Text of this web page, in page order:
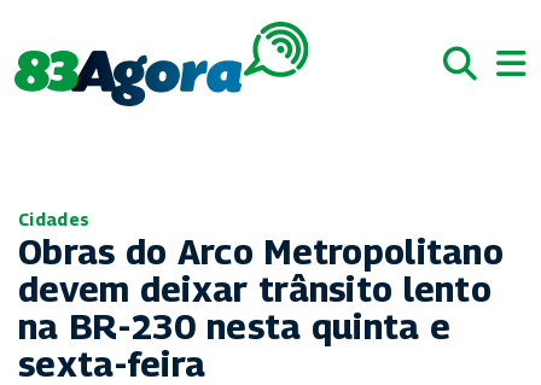
Cidades
Obras do Arco Metropolitano
devem deixar trânsito lento
na BR-230 nesta quinta e
sexta-feira